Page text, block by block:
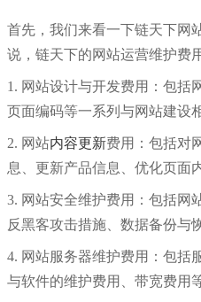
首先，我们来看一下链天下网
说，链天下的网站运营维护费
1. 网站设计与开发费用：包括
页面编码等一系列与网站建设
2. 网站内容更新费用：包括对
息、更新产品信息、优化页面
3. 网站安全维护费用：包括网
反黑客攻击措施、数据备份与
4. 网站服务器维护费用：包括
与软件的维护费用、带宽费用等